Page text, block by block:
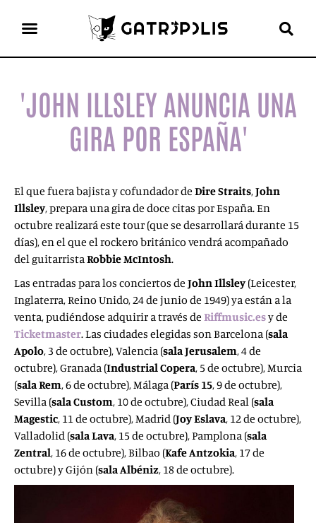
'JOHN ILLSLEY ANUNCIA UNA
GIRA POR ESPAÑA'
El que fuera bajista y cofundador de Dire Straits,John
Illsley, prepara una gira de doce citas por España. En
octubre realizará este tour (que se desarrollará durante 15
días), en el que el rockero británico vendrá acompañado
del guitarristaRobbie McIntosh.
Las entradas para los conciertos de John Illsley(Leicester,
Inglaterra, Reino Unido, 24 de junio de 1949) ya están a la
venta, pudiéndose adquirir a través de Riffmusic.esy de
Ticketmaster. Las ciudades elegidas son Barcelona (sala
Apolo, 3 de octubre), Valencia (sala Jerusalem, 4 de
octubre), Granada (Industrial Copera, 5 de octubre), Murcia
(sala Rem, 6 de octubre), Málaga (París 15, 9 de octubre),
Sevilla (sala Custom, 10 de octubre), Ciudad Real (sala
Magestic, 11 de octubre), Madrid (Joy Eslava, 12 de octubre),
Valladolid (sala Lava, 15 de octubre), Pamplona (sala
Zentral, 16 de octubre), Bilbao (Kafe Antzokia, 17 de
octubre) y Gijón (sala Albéniz, 18 de octubre).